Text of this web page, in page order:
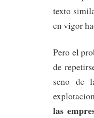
texto
en vigor
Pero el
de
seno de
las